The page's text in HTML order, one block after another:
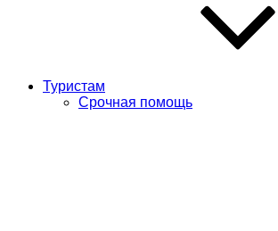
Туристам
Срочная помощь